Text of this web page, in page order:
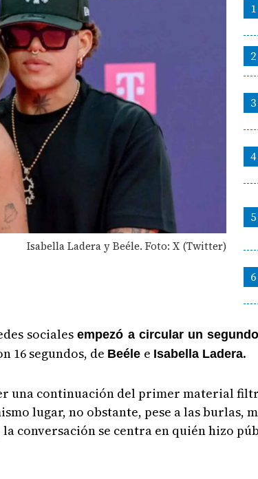
Isabella Ladera y Beéle. Foto: X (Twitter)
1
2
3
4
5
6
socialesempezó a circular un
16 segundos, de Beéle e Isabella Ladera.
una continuación del primer material
lugar, no obstante, pese a las burlas,
la conversación se centra en quién hizo